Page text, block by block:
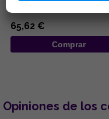
65,62 €
Comprar
Opiniones de los